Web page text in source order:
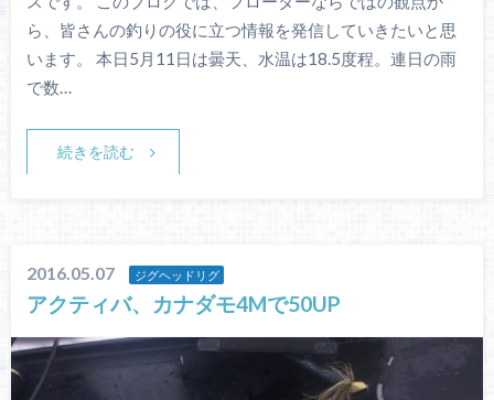
ら、皆さんの釣りの役に立つ情報を発信していきたいと思
います。 本日5月11日は曇天、水温は18.5度程。連日の雨
で数…
続きを読む
2016.05.07 ジグヘッドリグ
アクティバ、カナダモ4Mで50UP